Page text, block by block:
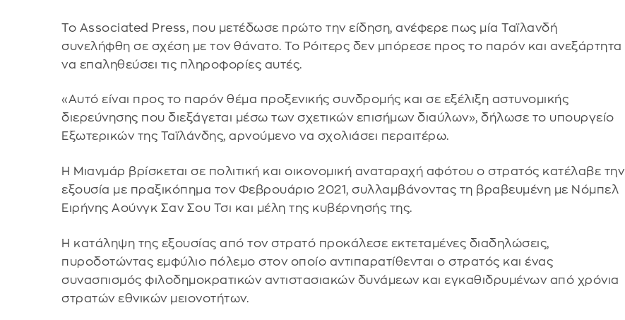
Το Associated Press, που μετέδωσε πρώτο την είδηση, ανέφερε πως μία Ταϊλανδή
συνελήφθη σε σχέση με τον θάνατο. Το Ρόιτερς δεν μπόρεσε προς το παρόν και ανεξάρτητα
να επαληθεύσει τις πληροφορίες αυτές.
«Αυτό είναι προς το παρόν θέμα προξενικής συνδρομής και σε εξέλιξη αστυνομικής
διερεύνησης που διεξάγεται μέσω των σχετικών επισήμων διαύλων», δήλωσε το υπουργείο
Εξωτερικών της Ταϊλάνδης, αρνούμενο να σχολιάσει περαιτέρω.
Η Μιανμάρ βρίσκεται σε πολιτική και οικονομική αναταραχή αφότου ο στρατός κατέλαβε την
εξουσία με πραξικόπημα τον Φεβρουάριο 2021, συλλαμβάνοντας τη βραβευμένη με Νόμπελ
Ειρήνης Αούνγκ Σαν Σου Τσι και μέλη της κυβέρνησής της.
Η κατάληψη της εξουσίας από τον στρατό προκάλεσε εκτεταμένες διαδηλώσεις,
πυροδοτώντας εμφύλιο πόλεμο στον οποίο αντιπαρατίθενται ο στρατός και ένας
συνασπισμός φιλοδημοκρατικών αντιστασιακών δυνάμεων και εγκαθιδρυμένων από χρόνια
στρατών εθνικών μειονοτήτων.